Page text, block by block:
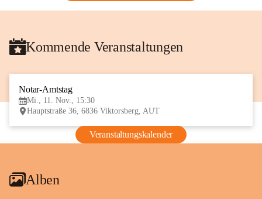
Kommende Veranstaltungen
Notar-Amtstag
Mi., 11. Nov., 15:30
Hauptstraße 36, 6836 Viktorsberg, AUT
Veranstaltungskalender
Alben